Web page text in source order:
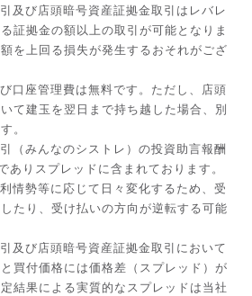
及び店頭暗号資産証拠金取引はレバレ
証拠金の額以上の取引が可能となりま
を上回る損失が発生するおそれがござ
口座管理費は無料です。ただし、店頭
て建玉を翌日まで持ち越した場合、別
。
（みんなのシストレ）の投資助言報酬
りスプレッドに含まれております。
情勢等に応じて日々変化するため、受
たり、受け払いの方向が逆転する可能
及び店頭暗号資産証拠金取引において
買付価格には価格差（スプレッド）が
結果による実質的なスプレッドは当社